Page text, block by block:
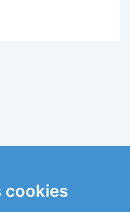
cookies